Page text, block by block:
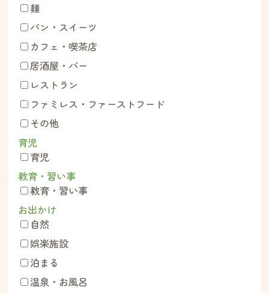
麺
パン・スイーツ
カフェ・喫茶店
居酒屋・バー
レストラン
ファミレス・ファーストフード
その他
育児
育児
教育・習い事
教育・習い事
お出かけ
自然
娯楽施設
泊まる
温泉・お風呂